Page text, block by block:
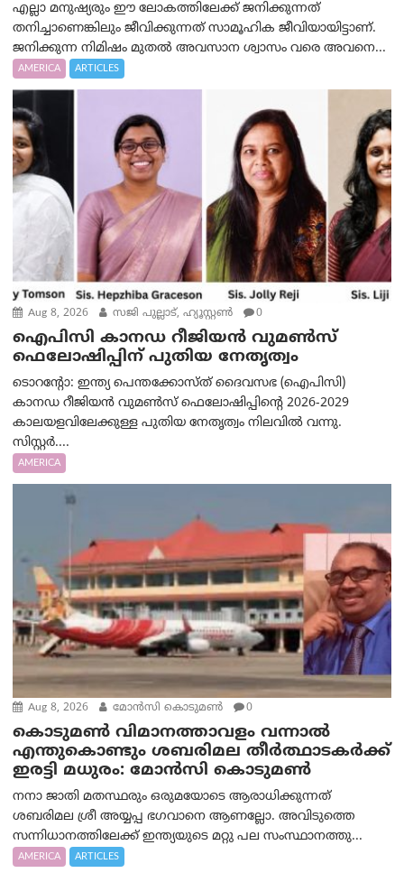
എല്ലാ മനുഷ്യരും ഈ ലോകത്തിലേക്ക് ജനിക്കുന്നത്
തനിച്ചാണെങ്കിലും ജീവിക്കുന്നത് സാമൂഹിക ജീവിയായിട്ടാണ്.
ജനിക്കുന്ന നിമിഷം മുതൽ അവസാന ശ്വാസം വരെ അവനെ...
AMERICA ARTICLES
Aug 8, 2026 സജി പുല്ലാട്, ഹ്യൂസ്റ്റൺ 0
ഐപിസി കാനഡ റീജിയൻ വുമൺസ്
ഫെലോഷിപ്പിന് പുതിയ നേതൃത്വം
ടൊറന്റോ: ഇന്ത്യ പെന്തക്കോസ്ത് ദൈവസഭ (ഐപിസി)
കാനഡ റീജിയൻ വുമൺസ് ഫെലോഷിപ്പിന്റെ 2026-2029
കാലയളവിലേക്കുള്ള പുതിയ നേതൃത്വം നിലവിൽ വന്നു.
സിസ്റ്റർ....
AMERICA
Aug 8, 2026 മോൻസി കൊടുമൺ 0
കൊടുമൺ വിമാനത്താവളം വന്നാൽ
എന്തുകൊണ്ടും ശബരിമല തീർത്ഥാടകർക്ക്
ഇരട്ടി മധുരം: മോൻസി കൊടുമൺ
നനാ ജാതി മതസ്ഥരും ഒരുമയോടെ ആരാധിക്കുന്നത്
ശബരിമല ശ്രീ അയ്യപ്പ ഭഗവാനെ ആണല്ലോ. അവിടുത്തെ
സന്നിധാനത്തിലേക്ക് ഇന്ത്യയുടെ മറ്റു പല സംസ്ഥാനത്തു...
AMERICA ARTICLES